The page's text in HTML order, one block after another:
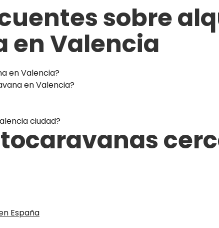
sobre
en Valencia
en Valencia?
en Valencia?
ciudad?
España